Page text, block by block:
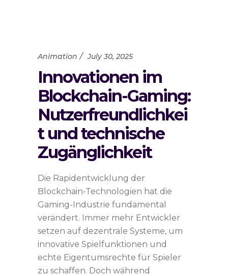
Animation July 30, 2025
Innovationen im
Blockchain-Gaming:
Nutzerfreundlichkei
t und technische
Zugänglichkeit
Die Rapidentwicklung der
Blockchain-Technologien hat die
Gaming-Industrie fundamental
verändert. Immer mehr Entwickler
setzen auf dezentrale Systeme, um
innovative Spielfunktionen und
echte Eigentumsrechte für Spieler
zu schaffen. Doch während